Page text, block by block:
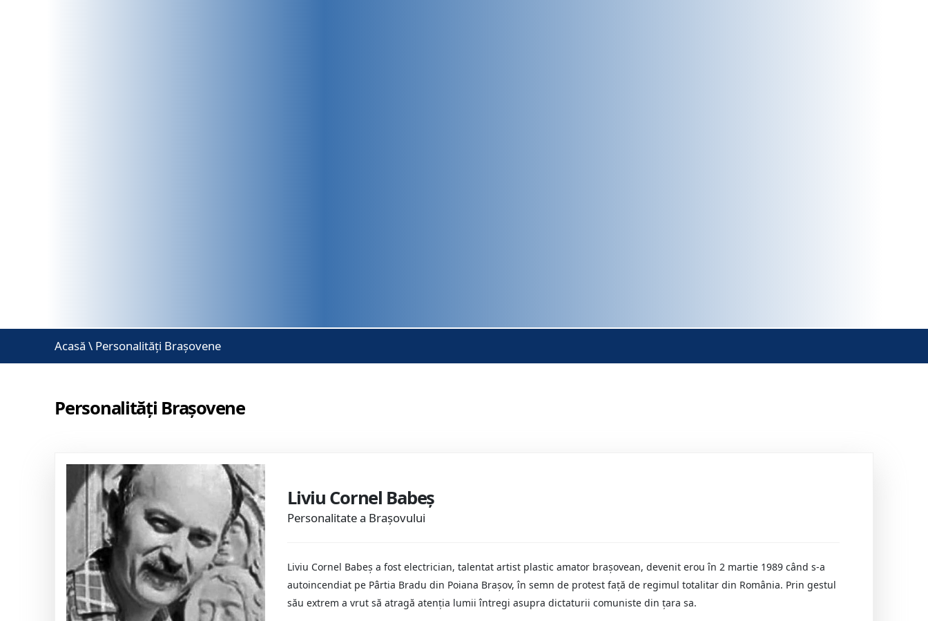
Acasă \ Personalități Brașovene
Personalități Brașovene
Liviu Cornel Babeş
Personalitate a Brașovului
Liviu Cornel Babeş a fost electrician, talentat artist plastic amator braşovean, devenit erou în 2 martie 1989 când s-a
autoincendiat pe Pârtia Bradu din Poiana Braşov, în semn de protest faţă de regimul totalitar din România. Prin gestul
său extrem a vrut să atragă atenţia lumii întregi asupra dictaturii comuniste din ţara sa.